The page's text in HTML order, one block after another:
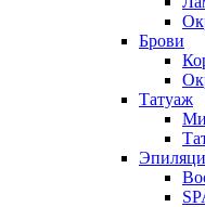
SPA-
Брови
Татуаж